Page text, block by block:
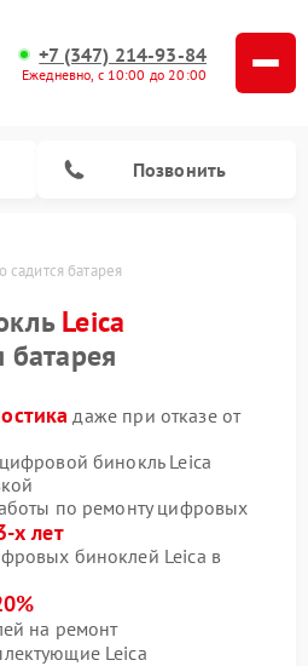
+7 (347) 214-93-84
Ежедневно, с 10:00 до 20:00
Позвонить
садится батарея
Leica
батарея
даже при отказе от
бинокль Leica
по ремонту цифровых
х лет
биноклей Leica в
на ремонт
Leica